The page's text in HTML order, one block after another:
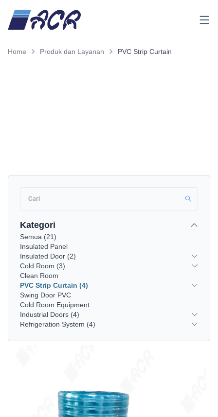
Menu
Home Produk dan Layanan PVC Strip Curtain
Kategori
Semua (21)
Insulated Panel
Insulated Door (2)
Cold Room (3)
Clean Room
PVC Strip Curtain (4)
Swing Door PVC
Cold Room Equipment
Industrial Doors (4)
Refrigeration System (4)